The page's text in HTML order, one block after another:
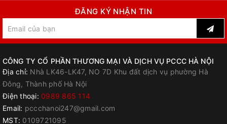
ĐĂNG KÝ NHẬN TIN
CÔNG TY CỔ PHẦN THƯƠNG MẠI VÀ DỊCH VỤ PCCC HÀ NỘI
Địa chỉ: Nhà LK46-LK47, NO 7D Khu đất dịch vụ phường Hà
Đông, Thành phố Hà Nội
Điện thoại: 0989 865 114
Email: pccchanoi247@gmail.com
MST: 0109721095